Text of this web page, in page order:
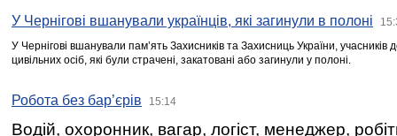
У Чернігові вшанували українців, які загинули в полоні
У Чернігові вшанували пам’ять Захисників та Захисниць України,
цивільних осіб, які були страчені, закатовані або загинули у полоні.
Робота без бар’єрів 15:14
Водій, охоронник, вагар, логіст, менеджер,